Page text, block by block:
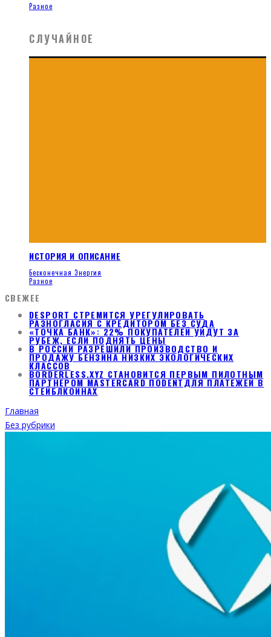
Разное
СЛУЧАЙНОЕ
ИСТОРИЯ И ОПИСАНИЕ
Бесконечная Энергия
Разное
СВЕЖЕЕ
DESPORT СТРЕМИТСЯ УРЕГУЛИРОВАТЬ
РАЗНОГЛАСИЯ С КРЕДИТОРОМ БЕЗ СУДА
«ТОЧКА БАНК»: 22% ПОКУПАТЕЛЕЙ УЙДУТ ЗА
РУБЕЖ, ЕСЛИ ПОДНЯТЬ ЦЕНЫ
В РОССИИ РАЗРЕШИЛИ ПРОИЗВОДСТВО И
ПРОДАЖУ БЕНЗИНА НИЗКИХ ЭКОЛОГИЧЕСКИХ
КЛАССОВ
BORDERLESS.XYZ СТАНОВИТСЯ ПЕРВЫМ ПИЛОТНЫМ
ПАРТНЕРОМ MASTERCARD ПОDENTДЛЯ ПЛАТЕЖЕЙ В
СТЕЙБЛКОИНАХ
Главная
Без рубрики